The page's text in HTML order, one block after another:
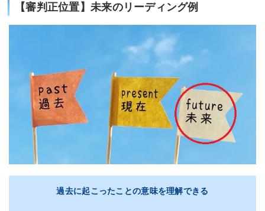
【審判正位置】未来のリーディング例
過去に起こったことの意味を理解できる